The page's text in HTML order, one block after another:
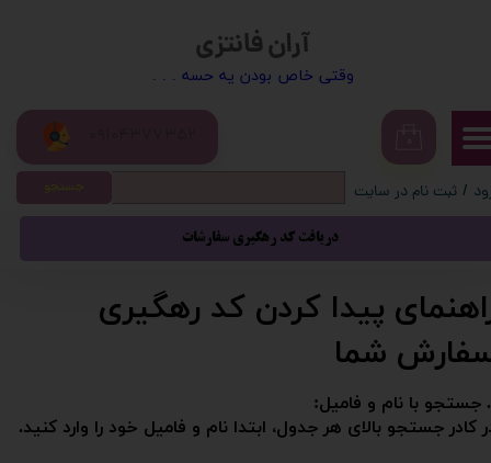
آران فانتزی
​​وقتی خاص بودن یه حسه . . .
/ ثبت نام در سایت
سفارشات
خروج از حساب کاربری
دریافت کد رهگیری سفارشات
جستجو
پیدا کردن کد رهگیری
شما
کادر جستجو بالای هر جدول، ابتدا نام و فامیل خود را وارد کنید.